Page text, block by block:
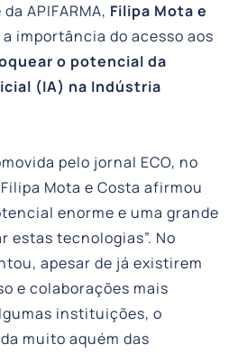
APIFARMA, Filipa Mota e
importância do acesso aos
o potencial da
(IA) na Indústria
pelo jornal ECO, no
Mota e Costa afirmou
enorme e uma grande
estas tecnologias”. No
apesar de já existirem
e colaborações mais
instituições, o
muito aquém das